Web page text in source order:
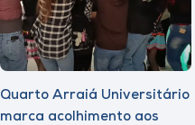
Quarto Arraiá Universitário
marca acolhimento aos